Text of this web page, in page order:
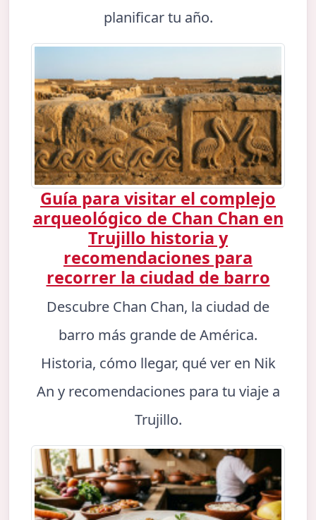
planificar tu año.
Guía para visitar el complejo
arqueológico de Chan Chan en
Trujillo historia y
recomendaciones para
recorrer la ciudad de barro
Descubre Chan Chan, la ciudad de
barro más grande de América.
Historia, cómo llegar, qué ver en Nik
An y recomendaciones para tu viaje a
Trujillo.